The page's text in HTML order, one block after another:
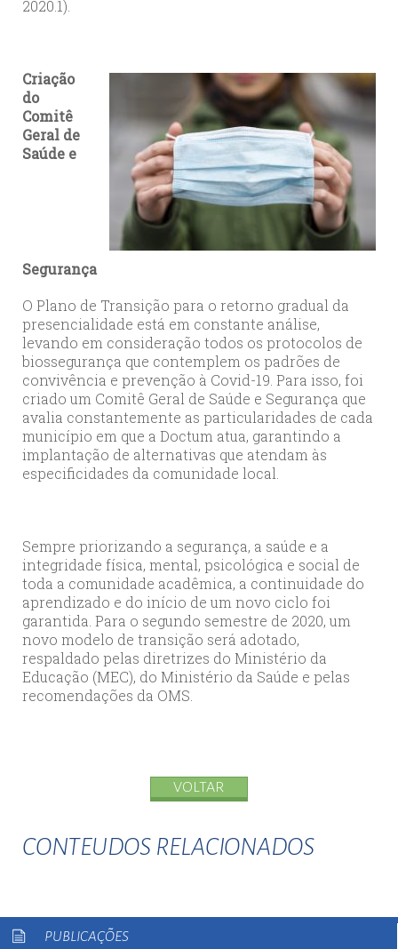
2020.1).
Criação
do
Comitê
Geral de
Saúde e
Segurança
O Plano de Transição para o retorno gradual da
presencialidade está em constante análise,
levando em consideração todos os protocolos de
biossegurança que contemplem os padrões de
convivência e prevenção à Covid-19. Para isso, foi
criado um Comitê Geral de Saúde e Segurança que
avalia constantemente as particularidades de cada
município em que a Doctum atua, garantindo a
implantação de alternativas que atendam às
especificidades da comunidade local.
Sempre priorizando a segurança, a saúde e a
integridade física, mental, psicológica e social de
toda a comunidade acadêmica, a continuidade do
aprendizado e do início de um novo ciclo foi
garantida. Para o segundo semestre de 2020, um
novo modelo de transição será adotado,
respaldado pelas diretrizes do Ministério da
Educação (MEC), do Ministério da Saúde e pelas
recomendações da OMS.
VOLTAR
CONTEUDOS RELACIONADOS
PUBLICAÇÕES